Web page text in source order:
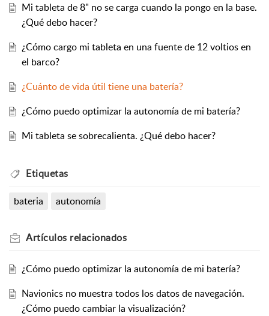
Mi tableta de 8" no se carga cuando la pongo en la base.
¿Qué debo hacer?
¿Cómo cargo mi tableta en una fuente de 12 voltios en
el barco?
¿Cuánto de vida útil tiene una batería?
¿Cómo puedo optimizar la autonomía de mi batería?
Mi tableta se sobrecalienta. ¿Qué debo hacer?
Etiquetas
bateria autonomía
Artículos relacionados
¿Cómo puedo optimizar la autonomía de mi batería?
Navionics no muestra todos los datos de navegación.
¿Cómo puedo cambiar la visualización?